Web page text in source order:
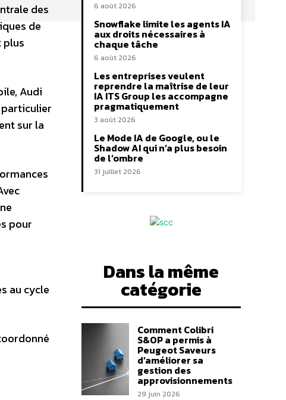
des
de
plus
Audi
sur la
pour
au cycle
6 août 2026
Snowflake limite les agents IA
aux droits nécessaires à
chaque tâche
6 août 2026
Les entreprises veulent
reprendre la maîtrise de leur
IA ITS Group les accompagne
pragmatiquement
3 août 2026
Le Mode IA de Google, ou le
Shadow AI qui n’a plus besoin
de l’ombre
31 juillet 2026
Dans la même
catégorie
Comment Colibri
S&OP a permis à
Peugeot Saveurs
d’améliorer sa
gestion des
approvisionnements
29 juin 2026